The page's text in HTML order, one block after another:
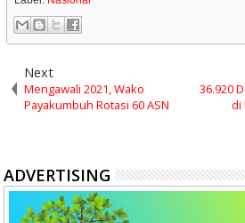
Next
Mengawali 2021, Wako
Payakumbuh Rotasi 60 ASN
36.920
di
ADVERTISING